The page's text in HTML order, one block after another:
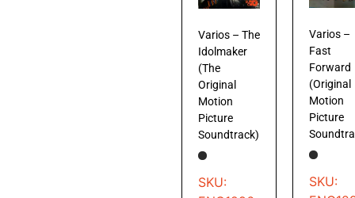
Varios – The
Idolmaker
(The
Original
Motion
Picture
Soundtrack)
SKU:
Varios –
Fast
Forward
(Original
Motion
Picture
SKU: